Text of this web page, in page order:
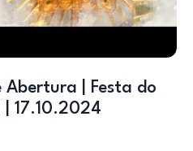
Abertura | Festa do
| 17.10.2024